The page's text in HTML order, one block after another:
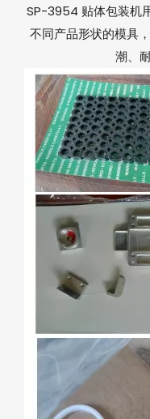
SP-3954 贴体包装机
不同产品形状的模具
潮、